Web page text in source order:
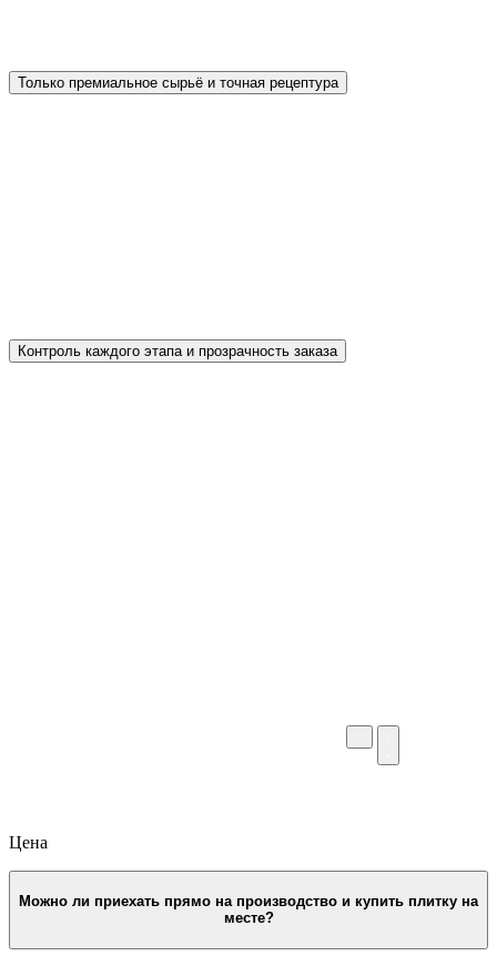
Только премиальное сырьё и точная рецептура
Контроль каждого этапа и прозрачность заказа
Цена
Можно ли приехать прямо на производство и купить плитку на
месте?